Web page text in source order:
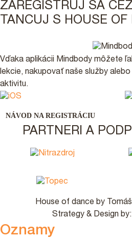
ZAREGISTRUJ SA
TANCUJ S HOUSE OF
Vďaka aplikácii Mindbody môžete
lekcie, nakupovať naše služby
aktivitu.
NÁVOD NA REGISTRÁCIU
PARTNERI A
House of dance by
Strategy & Design
Oznamy